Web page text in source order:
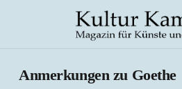
Anmerkungen zu Goethe